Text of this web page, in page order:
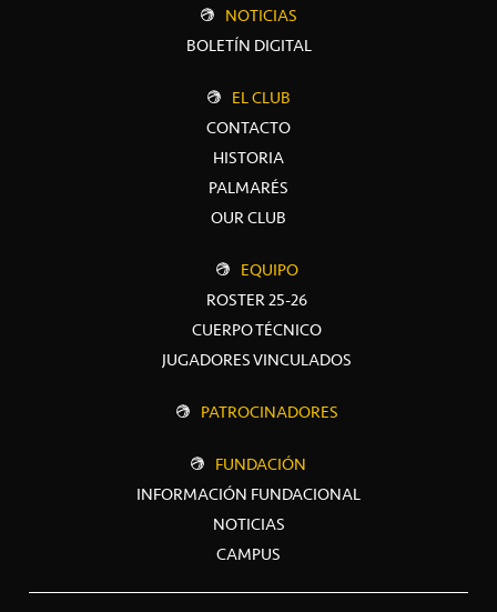
NOTICIAS
BOLETÍN DIGITAL
EL CLUB
CONTACTO
HISTORIA
PALMARÉS
OUR CLUB
EQUIPO
ROSTER 25-26
CUERPO TÉCNICO
JUGADORES VINCULADOS
PATROCINADORES
FUNDACIÓN
INFORMACIÓN FUNDACIONAL
NOTICIAS
CAMPUS